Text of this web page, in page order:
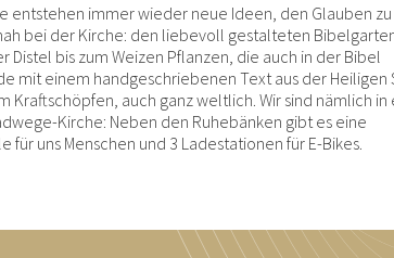
entstehen immer wieder neue Ideen, den Glauben zu
bei der Kirche: den liebevoll gestalteten
Distel bis zum Weizen Pflanzen, die auch in der Bibel
mit einem handgeschriebenen Text aus der Heiligen
Kraftschöpfen, auch ganz weltlich. Wir sind nämlich in
Kirche: Neben den Ruhebänken gibt es eine
für uns Menschen und 3 Ladestationen für E-Bikes.